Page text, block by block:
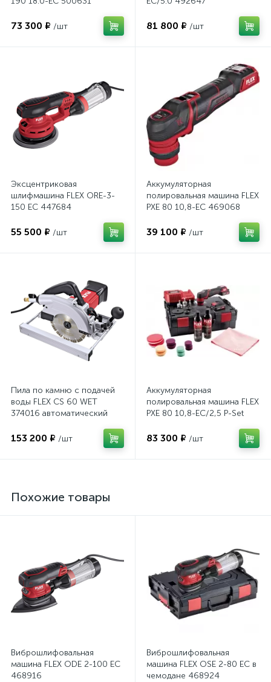
73 300 ₽ /шт 81 800 ₽ /шт
Эксцентриковая
шлифмашина FLEX ORE-3-
150 EC 447684
55 500 ₽ /шт
Аккумуляторная
полировальная машина FLEX
PXE 80 10,8-EC 469068
39 100 ₽ /шт
Пила по камню с подачей
воды FLEX CS 60 WET
374016 автоматический
153 200 ₽ /шт
Аккумуляторная
полировальная машина FLEX
PXE 80 10,8-EC/2,5 P-Set
83 300 ₽ /шт
Похожие товары
Виброшлифовальная
машина FLEX ODE 2-100 EC
468916
Виброшлифовальная
машина FLEX OSE 2-80 EC в
чемодане 468924